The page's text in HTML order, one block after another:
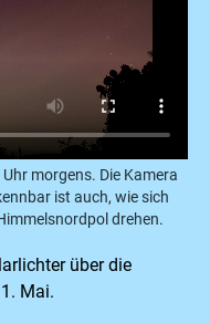
morgens. Die Kamera
ist auch, wie sich
drehen.
über die
Mai.